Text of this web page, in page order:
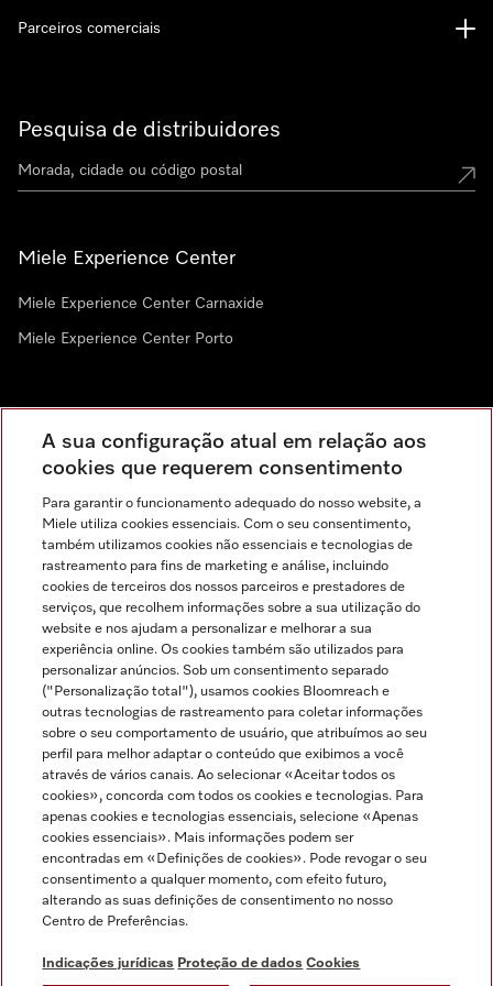
Pesquisa de distribuidores
Miele Experience Center
Miele Experience Center Carnaxide
Miele Experience Center Porto
Parceiros comerciais
Indicações jurídicas
Condições gerais
Proteção de dados
Condições de utilização
Canal de Ética
Formulário de livre resolução
Miele no Instagram
Miele no Facebook
Miele no Youtube
A sua configuração atual em relação aos
cookies que requerem consentimento
Para garantir o funcionamento adequado do nosso website, a
Miele utiliza cookies essenciais. Com o seu consentimento,
também utilizamos cookies não essenciais e tecnologias de
rastreamento para fins de marketing e análise, incluindo
cookies de terceiros dos nossos parceiros e prestadores de
serviços, que recolhem informações sobre a sua utilização do
website e nos ajudam a personalizar e melhorar a sua
experiência online. Os cookies também são utilizados para
personalizar anúncios. Sob um consentimento separado
("Personalização total"), usamos cookies Bloomreach e
outras tecnologias de rastreamento para coletar informações
sobre o seu comportamento de usuário, que atribuímos ao seu
perfil para melhor adaptar o conteúdo que exibimos a você
através de vários canais. Ao selecionar «Aceitar todos os
cookies», concorda com todos os cookies e tecnologias. Para
apenas cookies e tecnologias essenciais, selecione «Apenas
cookies essenciais». Mais informações podem ser
encontradas em «Definições de cookies». Pode revogar o seu
consentimento a qualquer momento, com efeito futuro,
alterando as suas definições de consentimento no nosso
Centro de Preferências.
Indicações jurídicas Proteção de dados Cookies